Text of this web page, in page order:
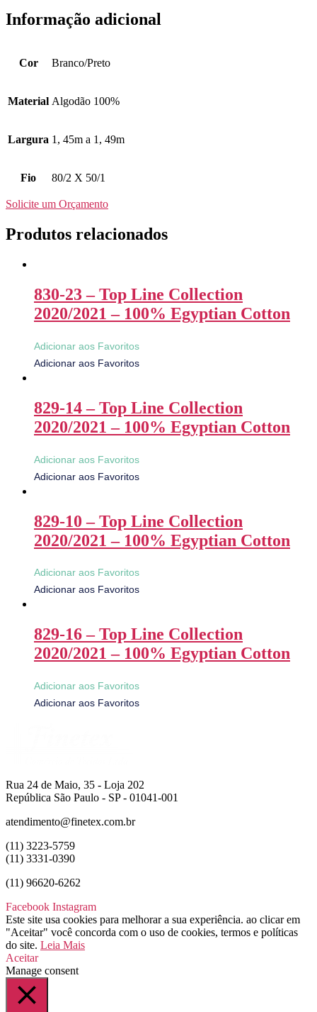
Informação adicional
Cor Branco/Preto
Material Algodão 100%
Largura 1, 45m a 1, 49m
Fio 80/2 X 50/1
Solicite um Orçamento
Produtos relacionados
830-23 – Top Line Collection
2020/2021 – 100% Egyptian Cotton
Adicionar aos Favoritos
Adicionar aos Favoritos
829-14 – Top Line Collection
2020/2021 – 100% Egyptian Cotton
Adicionar aos Favoritos
Adicionar aos Favoritos
829-10 – Top Line Collection
2020/2021 – 100% Egyptian Cotton
Adicionar aos Favoritos
Adicionar aos Favoritos
829-16 – Top Line Collection
2020/2021 – 100% Egyptian Cotton
Adicionar aos Favoritos
Adicionar aos Favoritos
Rua 24 de Maio, 35 - Loja 202
República São Paulo - SP - 01041-001
atendimento@finetex.com.br
(11) 3223-5759
(11) 3331-0390
(11) 96620-6262
Facebook Instagram
Este site usa cookies para melhorar a sua experiência. ao clicar em
"Aceitar" você concorda com o uso de cookies, termos e políticas
do site. Leia Mais
Aceitar
Manage consent